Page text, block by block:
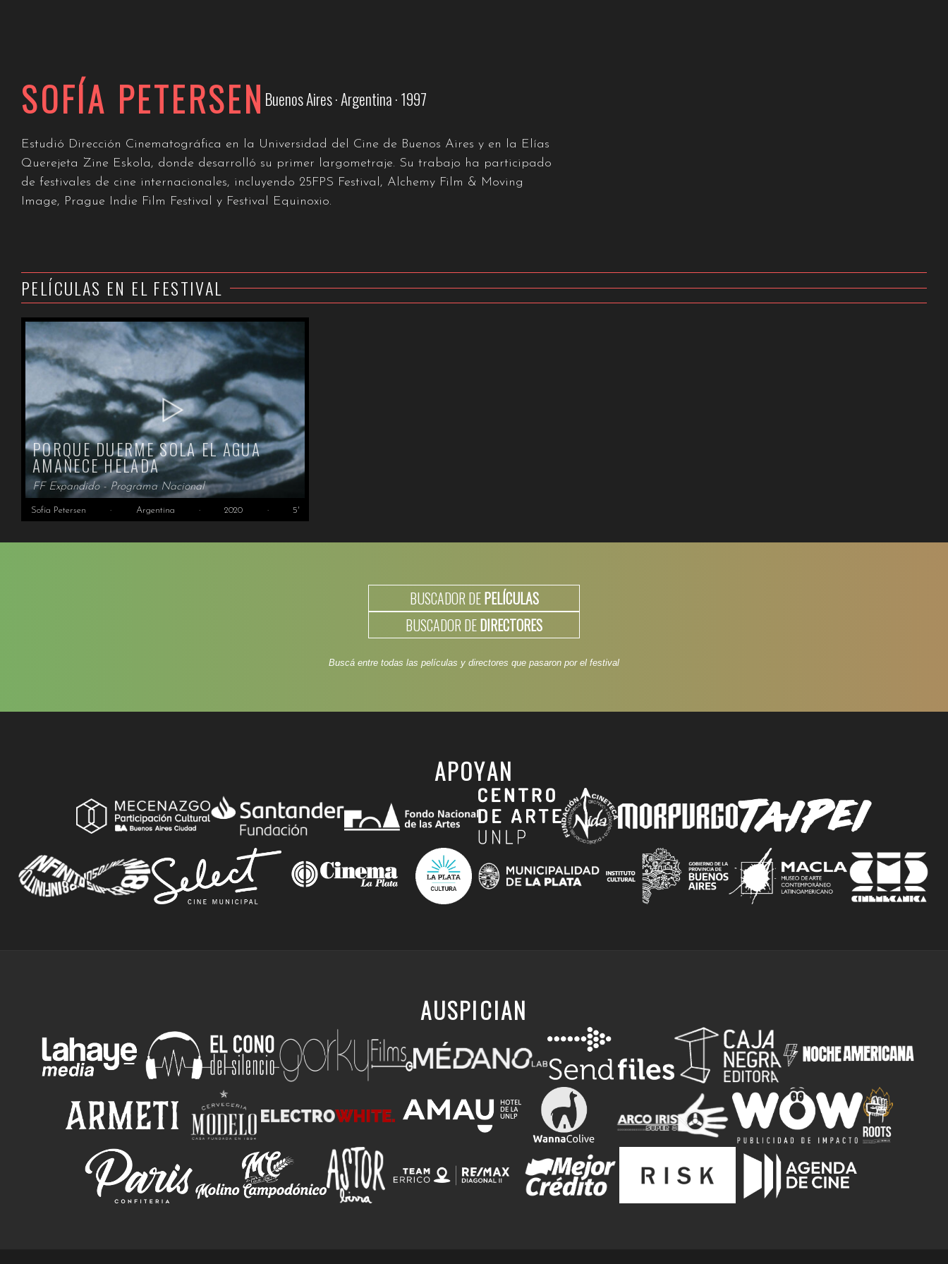
SOFÍA PETERSEN Buenos Aires · Argentina · 1997
Estudió Dirección Cinematográfica en la Universidad del Cine de Buenos Aires y en la Elías
Querejeta Zine Eskola, donde desarrolló su primer largometraje. Su trabajo ha participado
de festivales de cine internacionales, incluyendo 25FPS Festival, Alchemy Film & Moving
Image, Prague Indie Film Festival y Festival Equinoxio.
PELÍCULAS EN EL FESTIVAL
PORQUE DUERME SOLA EL AGUA
AMANECE HELADA
FF Expandido - Programa Nacional
Sofía Petersen · Argentina · 2020 · 5'
BUSCADOR DEPELÍCULAS
BUSCADOR DEDIRECTORES
Buscá entre todas las películas y directores que pasaron por el festival
APOYAN
AUSPICIAN